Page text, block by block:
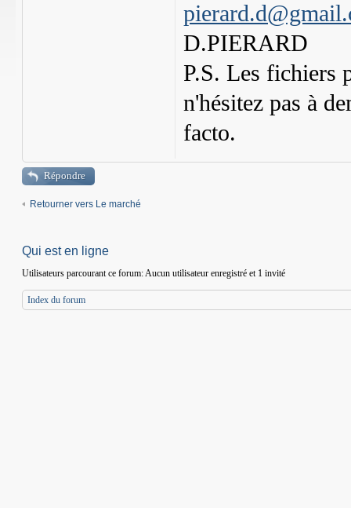
D.PIERARD
P.S. Les fichiers
n'hésitez pas à
facto.
Répondre
Retourner vers Le marché
Qui est en ligne
Utilisateurs parcourant ce forum: Aucun utilisateur enregistré et 1 invité
Index du forum